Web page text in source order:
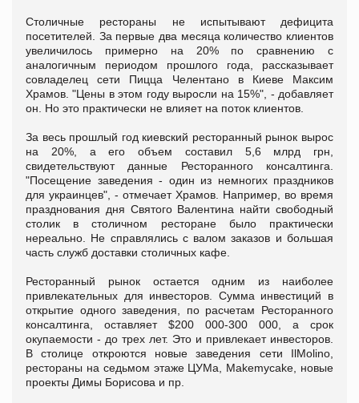
Столичные рестораны не испытывают дефицита
посетителей. За первые два месяца количество клиентов
увеличилось примерно на 20% по сравнению с
аналогичным периодом прошлого года, рассказывает
совладелец сети Пицца Челентано в Киеве Максим
Храмов. "Цены в этом году выросли на 15%", - добавляет
он. Но это практически не влияет на поток клиентов.
За весь прошлый год киевский ресторанный рынок вырос
на 20%, а его объем составил 5,6 млрд грн,
свидетельствуют данные Ресторанного консалтинга.
"Посещение заведения - один из немногих праздников
для украинцев", - отмечает Храмов. Например, во время
празднования дня Святого Валентина найти свободный
столик в столичном ресторане было практически
нереально. Не справлялись с валом заказов и большая
часть служб доставки столичных кафе.
Ресторанный рынок остается одним из наиболее
привлекательных для инвесторов. Сумма инвестиций в
открытие одного заведения, по расчетам Ресторанного
консалтинга, оставляет $200 000-300 000, а срок
окупаемости - до трех лет. Это и привлекает инвесторов.
В столице откроются новые заведения сети IlMolino,
рестораны на седьмом этаже ЦУМа, Makemycake, новые
проекты Димы Борисова и пр.